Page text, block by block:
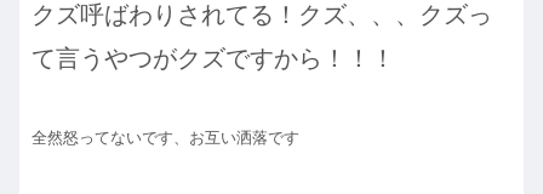
クズ呼ばわりされてる！クズ、、、クズっ
て言うやつがクズですから！！！
全然怒ってないです、お互い洒落です